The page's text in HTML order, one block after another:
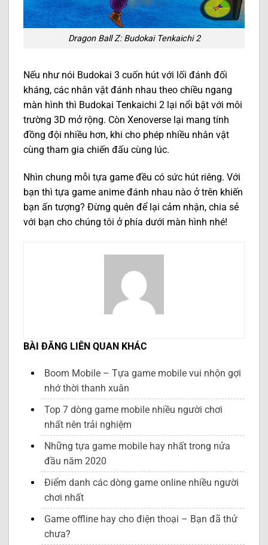
Dragon Ball Z: Budokai Tenkaichi 2
Nếu như nói Budokai 3 cuốn hút với lối đánh đối
kháng, các nhân vật đánh nhau theo chiều ngang
màn hình thì Budokai Tenkaichi 2 lại nổi bật với môi
trường 3D mở rộng. Còn Xenoverse lại mang tính
đồng đội nhiều hơn, khi cho phép nhiều nhân vật
cùng tham gia chiến đấu cùng lúc.
Nhìn chung mỗi tựa game đều có sức hút riêng. Với
bạn thì tựa game anime đánh nhau nào ở trên khiến
bạn ấn tượng? Đừng quên để lại cảm nhận, chia sẻ
với bạn cho chúng tôi ở phía dưới màn hình nhé!
BÀI ĐĂNG LIÊN QUAN KHÁC
Boom Mobile – Tựa game mobile vui nhộn gợi
nhớ thời thanh xuân
Top 7 dòng game mobile nhiều người chơi
nhất nên trải nghiệm
Những tựa game mobile hay nhất trong nửa
đầu năm 2020
Điểm danh các dòng game online nhiều người
chơi nhất
Game offline hay cho điện thoại – Bạn đã thử
chưa?